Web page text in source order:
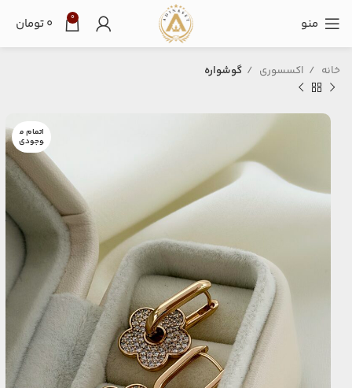
منو 0 ۰تومان
خانه اکسسوری گوشواره
اتمام م
وجودی